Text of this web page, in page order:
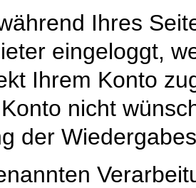
Ihres
eingeloggt,
Ihrem Konto
nicht
der